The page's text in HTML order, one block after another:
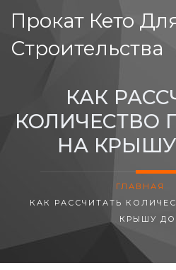
Прокат Кето
Строительства
ВЫСОТА ДОМА
КАК
КОЛИЧЕСТВО
НА
ГЛАВНАЯ
КАК РАССЧИТАТЬ
КРЫШУ